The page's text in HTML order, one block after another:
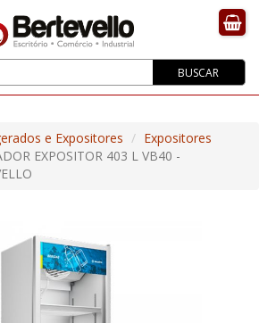
BUSCAR
e Expositores
Expositores
EXPOSITOR 403 L VB40 -